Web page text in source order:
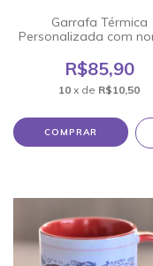
Garrafa Térmica
Personalizada com
R$85,90
10 x de R$10,50
COMPRAR